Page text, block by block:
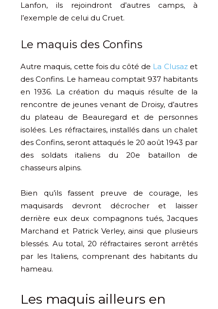
Lanfon, ils rejoindront d’autres camps, à
l’exemple de celui du Cruet.
Le maquis des Confins
Autre maquis, cette fois du côté de La Clusazet
des Confins. Le hameau comptait 937 habitants
en 1936. La création du maquis résulte de la
rencontre de jeunes venant de Droisy, d’autres
du plateau de Beauregard et de personnes
isolées. Les réfractaires, installés dans un chalet
des Confins, seront attaqués le 20 août 1943 par
des soldats italiens du 20e bataillon de
chasseurs alpins.
Bien qu’ils fassent preuve de courage, les
maquisards devront décrocher et laisser
derrière eux deux compagnons tués, Jacques
Marchand et Patrick Verley, ainsi que plusieurs
blessés. Au total, 20 réfractaires seront arrêtés
par les Italiens, comprenant des habitants du
hameau.
Les maquis ailleurs en